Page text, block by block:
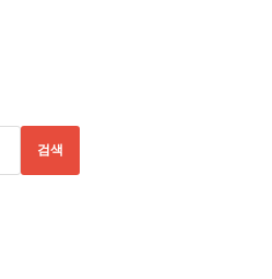
검색